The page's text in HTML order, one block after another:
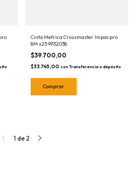
Cinta Metrica Crossmaster Impacpro
8M x25 9932038
$39.700,00
$33.745,00 con Transferencia o depósito
1 de 2